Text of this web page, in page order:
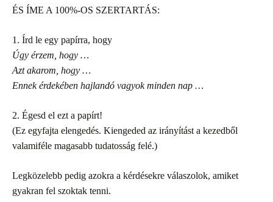
ÉS ÍME A 100%-OS SZERTARTÁS:
1. Írd le egy papírra, hogy
Úgy érzem, hogy …
Azt akarom, hogy …
Ennek érdekében hajlandó vagyok minden nap …
2. Égesd el ezt a papírt!
(Ez egyfajta elengedés. Kiengeded az irányítást a kezedből
valamiféle magasabb tudatosság felé.)
Legközelebb pedig azokra a kérdésekre válaszolok, amiket
gyakran fel szoktak tenni.